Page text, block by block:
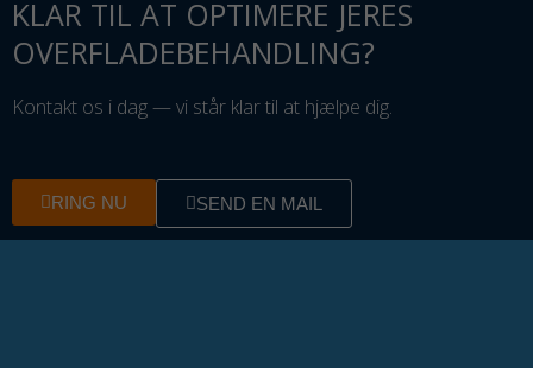
KLAR TIL AT OPTIMERE JERES
OVERFLADEBEHANDLING?
Kontakt os i dag — vi står klar til at hjælpe dig.
RING NU SEND EN MAIL